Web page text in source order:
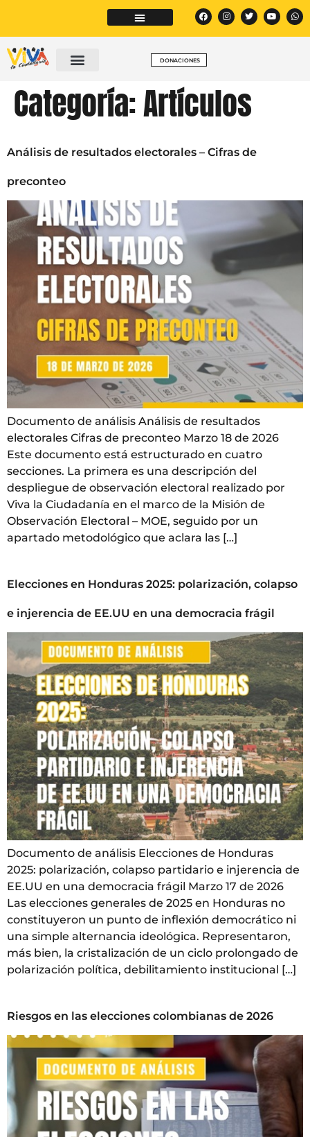
DONACIONES
Categoría:Artículos
Análisis de resultados electorales – Cifras de
preconteo
Documento de análisis Análisis de resultados
electorales Cifras de preconteo Marzo 18 de 2026
Este documento está estructurado en cuatro
secciones. La primera es una descripción del
despliegue de observación electoral realizado por
Viva la Ciudadanía en el marco de la Misión de
Observación Electoral – MOE, seguido por un
apartado metodológico que aclara las […]
Elecciones en Honduras 2025: polarización, colapso
e injerencia de EE.UU en una democracia frágil
Documento de análisis Elecciones de Honduras
2025: polarización, colapso partidario e injerencia de
EE.UU en una democracia frágil Marzo 17 de 2026
Las elecciones generales de 2025 en Honduras no
constituyeron un punto de inflexión democrático ni
una simple alternancia ideológica. Representaron,
más bien, la cristalización de un ciclo prolongado de
polarización política, debilitamiento institucional […]
Riesgos en las elecciones colombianas de 2026